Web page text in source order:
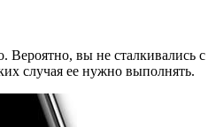
вы не
случая ее нужно выполнять.